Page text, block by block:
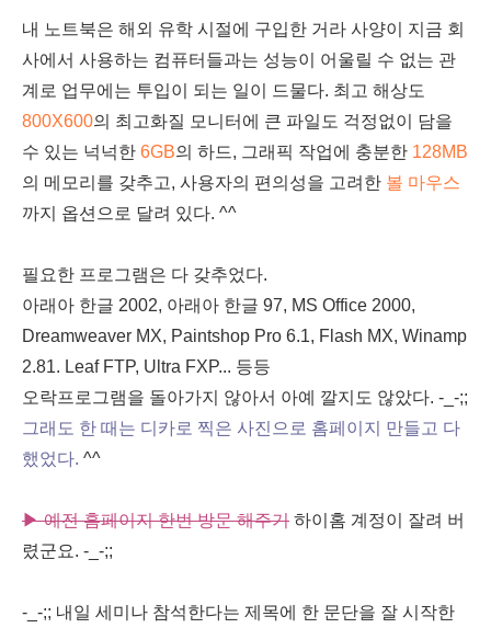
내 노트북은 해외 유학 시절에 구입한 거라 사양이 지금 회
사에서 사용하는 컴퓨터들과는 성능이 어울릴 수 없는 관
계로 업무에는 투입이 되는 일이 드물다. 최고 해상도
800X600의 최고화질 모니터에 큰 파일도 걱정없이 담을
수 있는 넉넉한 6GB의 하드, 그래픽 작업에 충분한 128MB
의 메모리를 갖추고, 사용자의 편의성을 고려한 볼 마우스
까지 옵션으로 달려 있다. ^^
필요한 프로그램은 다 갖추었다.
아래아 한글 2002, 아래아 한글 97, MS Office 2000,
Dreamweaver MX, Paintshop Pro 6.1, Flash MX, Winamp
2.81. Leaf FTP, Ultra FXP... 등등
오락프로그램을 돌아가지 않아서 아예 깔지도 않았다. -_-;;
그래도 한 때는 디카로 찍은 사진으로 홈페이지 만들고 다
했었다. ^^
▶ 예전 홈페이지 한번 방문 해주기 하이홈 계정이 잘려 버
렸군요. -_-;;
-_-;; 내일 세미나 참석한다는 제목에 한 문단을 잘 시작한